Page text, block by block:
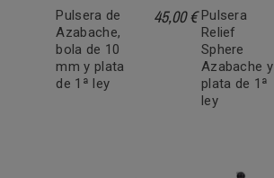
Pulsera de
Azabache,
bola de 10
mm y plata
de 1ª ley
45,00 € Pulsera
Relief
Sphere
Azabache y
plata de 1ª
ley